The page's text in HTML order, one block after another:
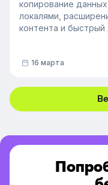
копирование
локалями,
контента и
доступов,
платформы.
16 марта